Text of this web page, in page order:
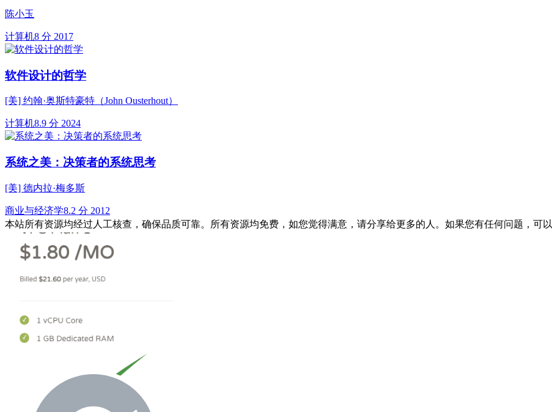
陈小玉
计算机8 分 2017
软件设计的哲学
[美] 约翰·奥斯特豪特（John Ousterhout）
计算机8.9 分 2024
系统之美：决策者的系统思考
[美] 德内拉·梅多斯
商业与经济学8.2 分 2012
本站所有资源均经过人工核查，确保品质可靠。所有资源均免费，如您觉得满意，请分享给更多的人。如果您有任何问题，可以